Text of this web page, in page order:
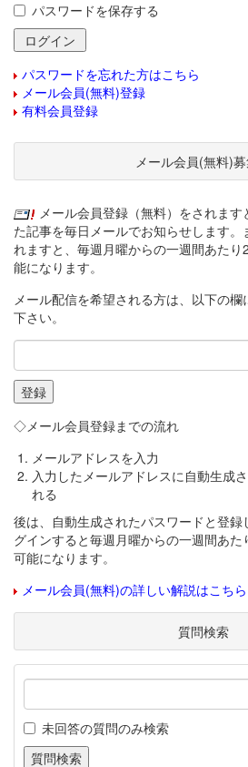
パスワードを保存する
パスワードを忘れた方はこちら
メール会員(無料)登録
有料会員登録
メール会員(無料)
メール会員登録（無料）をされま
た記事を毎日メールでお知らせします。
れますと、毎週月曜からの一週間あた
能になります。
メール配信を希望される方は、以下の
下さい。
◇メール会員登録までの流れ
メールアドレスを入力
入力したメールアドレスに自動生成
れる
後は、自動生成されたパスワードと登録
グインすると毎週月曜からの一週間あ
可能になります。
メール会員(無料)の詳しい解説はこちら
質問検索
未回答の質問のみ検索